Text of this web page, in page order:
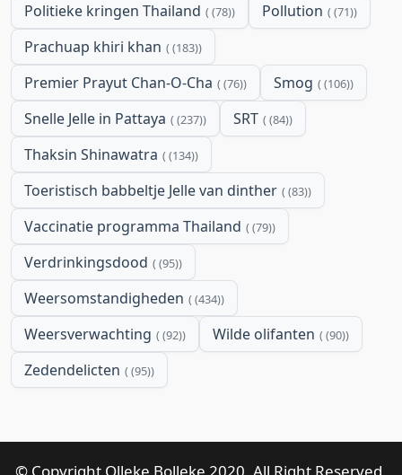
Politieke kringen Thailand (78) Pollution (71)
Prachuap khiri khan (183)
Premier Prayut Chan-O-Cha (76) Smog (106)
Snelle Jelle in Pattaya (237) SRT (84)
Thaksin Shinawatra (134)
Toeristisch babbeltje Jelle van dinther (83)
Vaccinatie programma Thailand (79)
Verdrinkingsdood (95)
Weersomstandigheden (434)
Weersverwachting (92) Wilde olifanten (90)
Zedendelicten (95)